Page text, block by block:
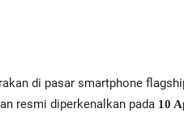
di pasar smartphone
resmi diperkenalkan pada 10